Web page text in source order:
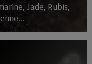
Jade, Rubis,